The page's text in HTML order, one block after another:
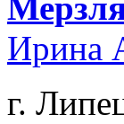
Ирина
г.